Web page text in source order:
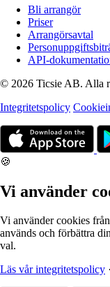
Bli arrangör
Priser
Arrangörsavtal
API-
© 2026 Ticsie AB. Alla
Integritetspolicy
🍪
Vi använder
Vi använder cookies
används och förbättra
val.
Läs vår integritetspolicy ·